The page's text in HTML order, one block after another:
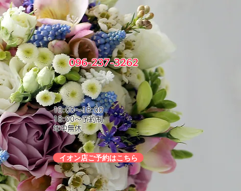
096-237-3262
10:00～18:00
18:00～予約制
年中無休
イオン店ご予約はこちら